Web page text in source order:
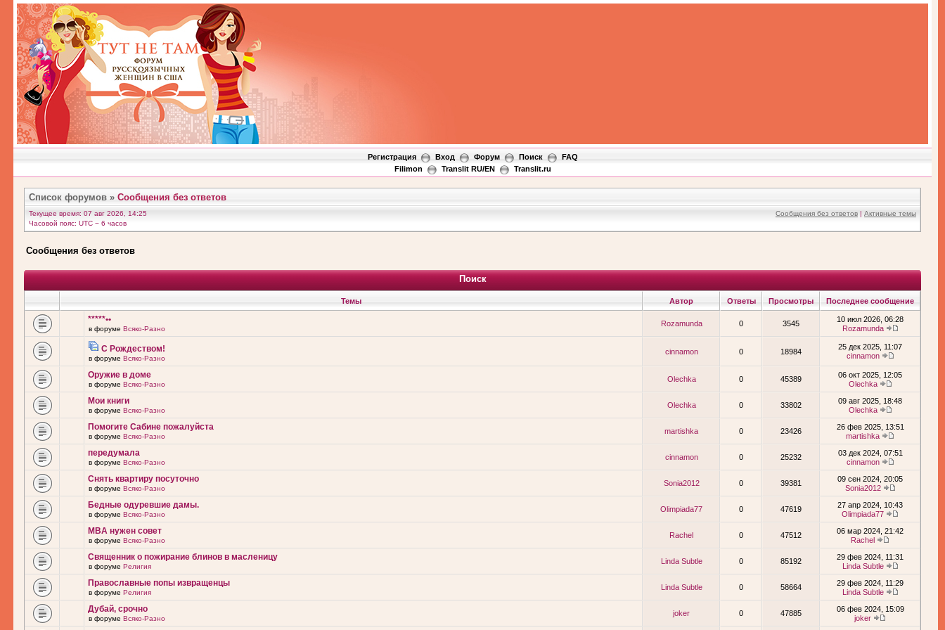
Регистрация Вход Форум Поиск
FAQ
Filimon
Translit RU/EN Translit.ru
Список форумов » Сообщения без ответов
Текущее время: 07 авг 2026, 14:25
Часовой пояс: UTC − 6 часов
Сообщения без ответов | Активные темы
Сообщения без ответов
Поиск
Темы Автор Ответы Просмотры Последнее сообщение
*****••
в форуме Всяко-Разно
Rozamunda 0 3545
10 июл 2026, 06:28
Rozamunda
С Рождеством!
в форуме Всяко-Разно
cinnamon 0 18984
25 дек 2025, 11:07
cinnamon
Оружие в доме
в форуме Всяко-Разно
Olechka 0 45389
06 окт 2025, 12:05
Olechka
Мои книги
в форуме Всяко-Разно
Olechka 0 33802
09 авг 2025, 18:48
Olechka
Помогите Сабине пожалуйста
в форуме Всяко-Разно
martishka 0 23426
26 фев 2025, 13:51
martishka
передумала
в форуме Всяко-Разно
cinnamon 0 25232
03 дек 2024, 07:51
cinnamon
Снять квартиру посуточно
в форуме Всяко-Разно
Sonia2012 0 39381
09 сен 2024, 20:05
Sonia2012
Бедные одуревшие дамы.
в форуме Всяко-Разно
Olimpiada77 0 47619
27 апр 2024, 10:43
Olimpiada77
MBA нужен совет
в форуме Всяко-Разно
Rachel 0 47512
06 мар 2024, 21:42
Rachel
Священник о пожирание блинов в масленицу
в форуме Религия
Linda Subtle 0 85192
29 фев 2024, 11:31
Linda Subtle
Православные попы извращенцы
в форуме Религия
Linda Subtle 0 58664
29 фев 2024, 11:29
Linda Subtle
Дубай, срочно
в форуме Всяко-Разно
joker 0 47885
06 фев 2024, 15:09
joker